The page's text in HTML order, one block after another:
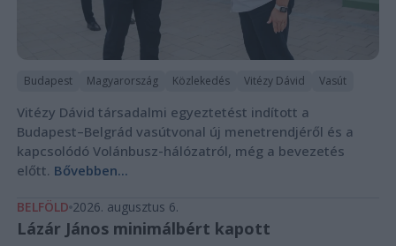
Budapest Magyarország Közlekedés Vitézy Dávid Vasút
Vitézy Dávid társadalmi egyeztetést indított a
Budapest–Belgrád vasútvonal új menetrendjéről és a
kapcsolódó Volánbusz-hálózatról, még a bevezetés
előtt. Bővebben...
BELFÖLD 2026. augusztus 6.
Lázár János minimálbért kapott